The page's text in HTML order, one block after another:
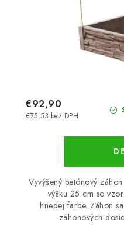
€75,53 bez DPH
€92,90
Vyvýšený betónový
výšku 25 cm so
hnedej farbe. Záhon
záhonových